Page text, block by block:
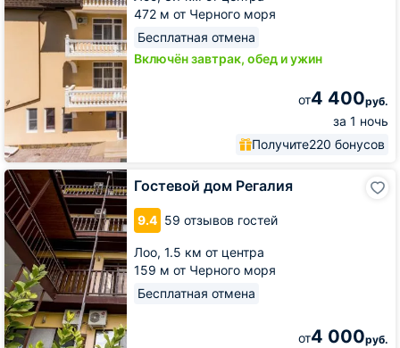
472 м от Черного моря
Бесплатная отмена
Включён завтрак, обед и ужин
от4 400руб.
за 1 ночь
Получите220 бонусов
Гостевой дом Регалия
9.4 59 отзывов гостей
Лоо, 1.5 км от центра
159 м от Черного моря
Бесплатная отмена
от4 000руб.
Гостевой
дом
Регалия